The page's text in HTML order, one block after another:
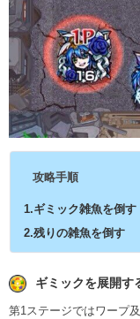
攻略手順
1.ギミック雑魚を倒す
2.残りの雑魚を倒す
ギミックを展開す
第1ステージではワープ